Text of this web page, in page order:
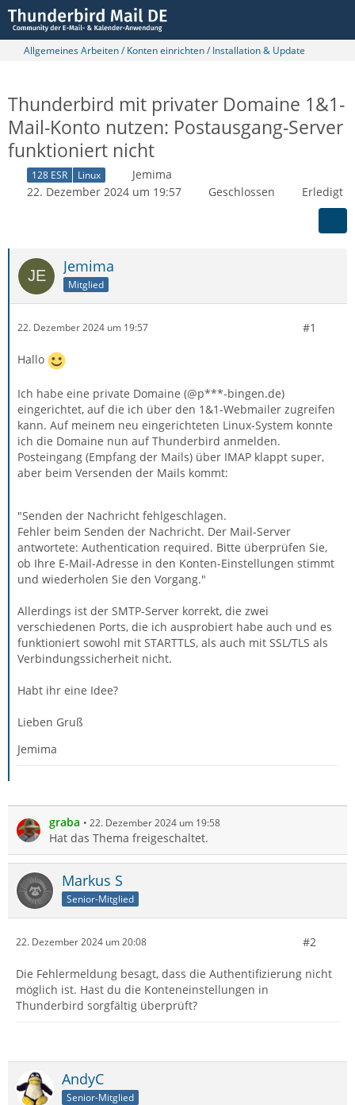
Allgemeines Arbeiten / Konten einrichten / Installation & Update
Thunderbird mit privater Domaine 1&1-
Mail-Konto nutzen: Postausgang-Server
funktioniert nicht
128 ESR Linux
Jemima
22. Dezember 2024 um 19:57
Geschlossen Erledigt
Jemima
Mitglied
22. Dezember 2024 um 19:57 #1
Hallo
Ich habe eine private Domaine (@p***-bingen.de)
eingerichtet, auf die ich über den 1&1-Webmailer zugreifen
kann. Auf meinem neu eingerichteten Linux-System konnte
ich die Domaine nun auf Thunderbird anmelden.
Posteingang (Empfang der Mails) über IMAP klappt super,
aber beim Versenden der Mails kommt:
"Senden der Nachricht fehlgeschlagen.
Fehler beim Senden der Nachricht. Der Mail-Server
antwortete: Authentication required. Bitte überprüfen Sie,
ob Ihre E-Mail-Adresse in den Konten-Einstellungen stimmt
und wiederholen Sie den Vorgang."
Allerdings ist der SMTP-Server korrekt, die zwei
verschiedenen Ports, die ich ausprobiert habe auch und es
funktioniert sowohl mit STARTTLS, als auch mit SSL/TLS als
Verbindungssicherheit nicht.
Habt ihr eine Idee?
Lieben Gruß
Jemima
graba 22. Dezember 2024 um 19:58
Hat das Thema freigeschaltet.
Markus S
Senior-Mitglied
22. Dezember 2024 um 20:08 #2
Die Fehlermeldung besagt, dass die Authentifizierung nicht
möglich ist. Hast du die Konteneinstellungen in
Thunderbird sorgfältig überprüft?
AndyC
Senior-Mitglied